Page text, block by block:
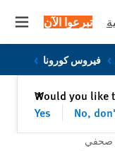
تبرعوا الآن
فيروس كورونا
Would you like
Yes
No,
✕إغلاق
صحفي